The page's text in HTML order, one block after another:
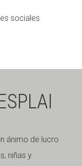
sociales
ánimo de lucro
niñas y